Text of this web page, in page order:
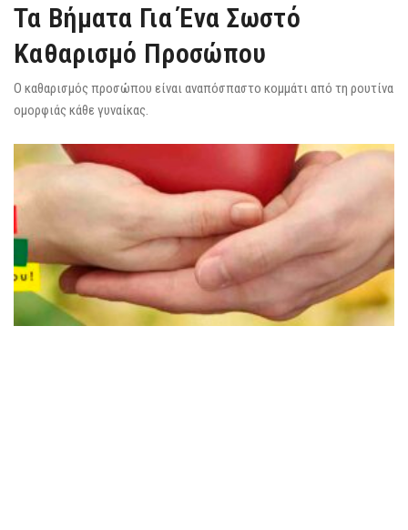
Τα Βήματα Για Ένα Σωστό
Καθαρισμό Προσώπου
Ο καθαρισμός προσώπου είναι αναπόσπαστο κομμάτι από τη ρουτίνα
ομορφιάς κάθε γυναίκας.